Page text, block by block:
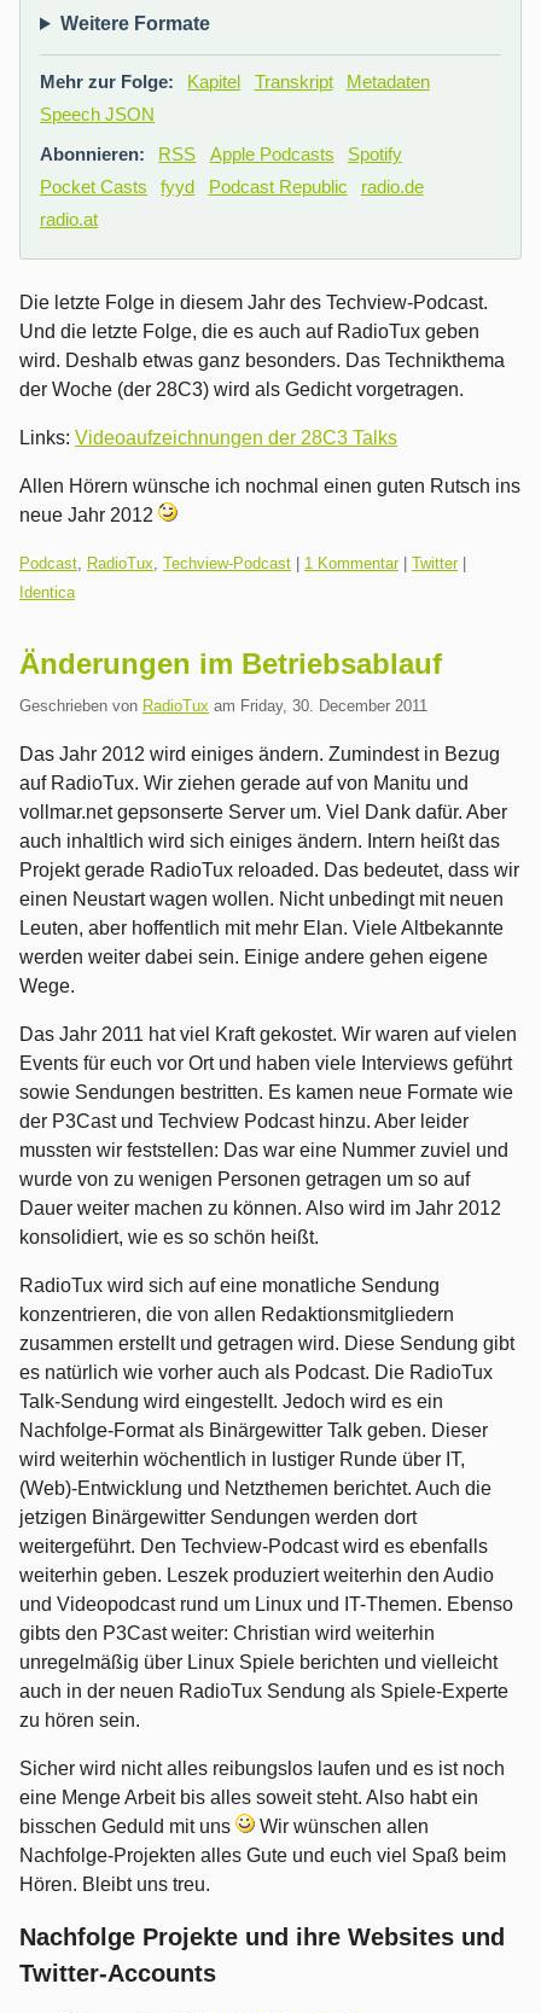
Weitere Formate
Mehr zur Folge: Kapitel Transkript
Metadaten
Speech JSON
Abonnieren:
RSS Apple Podcasts
Spotify
Pocket Casts
fyyd Podcast Republic
radio.de
radio.at
Die letzte Folge in diesem Jahr des Techview-Podcast.
Und die letzte Folge, die es auch auf RadioTux geben
wird. Deshalb etwas ganz besonders. Das Technikthema
der Woche (der 28C3) wird als Gedicht vorgetragen.
Links: Videoaufzeichnungen der 28C3 Talks
Allen Hörern wünsche ich nochmal einen guten Rutsch ins
neue Jahr 2012
Kategorien:
Podcast, RadioTux, Techview-Podcast 1 Kommentar| Twitter|
Identica
Änderungen im Betriebsablauf
Geschrieben von RadioTux am Friday, 30. December 2011
Das Jahr 2012 wird einiges ändern. Zumindest in Bezug
auf RadioTux. Wir ziehen gerade auf von Manitu und
vollmar.net gepsonserte Server um. Viel Dank dafür. Aber
auch inhaltlich wird sich einiges ändern. Intern heißt das
Projekt gerade RadioTux reloaded. Das bedeutet, dass wir
einen Neustart wagen wollen. Nicht unbedingt mit neuen
Leuten, aber hoffentlich mit mehr Elan. Viele Altbekannte
werden weiter dabei sein. Einige andere gehen eigene
Wege.
Das Jahr 2011 hat viel Kraft gekostet. Wir waren auf vielen
Events für euch vor Ort und haben viele Interviews geführt
sowie Sendungen bestritten. Es kamen neue Formate wie
der P3Cast und Techview Podcast hinzu. Aber leider
mussten wir feststellen: Das war eine Nummer zuviel und
wurde von zu wenigen Personen getragen um so auf
Dauer weiter machen zu können. Also wird im Jahr 2012
konsolidiert, wie es so schön heißt.
RadioTux wird sich auf eine monatliche Sendung
konzentrieren, die von allen Redaktionsmitgliedern
zusammen erstellt und getragen wird. Diese Sendung gibt
es natürlich wie vorher auch als Podcast. Die RadioTux
Talk-Sendung wird eingestellt. Jedoch wird es ein
Nachfolge-Format als Binärgewitter Talk geben. Dieser
wird weiterhin wöchentlich in lustiger Runde über IT,
(Web)-Entwicklung und Netzthemen berichtet. Auch die
jetzigen Binärgewitter Sendungen werden dort
weitergeführt. Den Techview-Podcast wird es ebenfalls
weiterhin geben. Leszek produziert weiterhin den Audio
und Videopodcast rund um Linux und IT-Themen. Ebenso
gibts den P3Cast weiter: Christian wird weiterhin
unregelmäßig über Linux Spiele berichten und vielleicht
auch in der neuen RadioTux Sendung als Spiele-Experte
zu hören sein.
Sicher wird nicht alles reibungslos laufen und es ist noch
eine Menge Arbeit bis alles soweit steht. Also habt ein
bisschen Geduld mit uns
Wir wünschen allen
Nachfolge-Projekten alles Gute und euch viel Spaß beim
Hören. Bleibt uns treu.
Nachfolge Projekte und ihre Websites und
Twitter-Accounts